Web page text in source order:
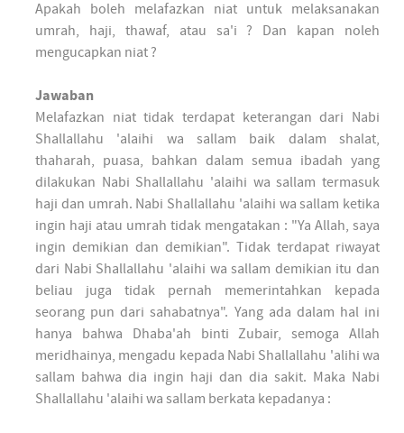
Apakah boleh melafazkan niat untuk melaksanakan
umrah, haji, thawaf, atau sa'i ? Dan kapan noleh
mengucapkan niat ?
Jawaban
Melafazkan niat tidak terdapat keterangan dari Nabi
Shallallahu 'alaihi wa sallam baik dalam shalat,
thaharah, puasa, bahkan dalam semua ibadah yang
dilakukan Nabi Shallallahu 'alaihi wa sallam termasuk
haji dan umrah. Nabi Shallallahu 'alaihi wa sallam ketika
ingin haji atau umrah tidak mengatakan : "Ya Allah, saya
ingin demikian dan demikian". Tidak terdapat riwayat
dari Nabi Shallallahu 'alaihi wa sallam demikian itu dan
beliau juga tidak pernah memerintahkan kepada
seorang pun dari sahabatnya". Yang ada dalam hal ini
hanya bahwa Dhaba'ah binti Zubair, semoga Allah
meridhainya, mengadu kepada Nabi Shallallahu 'alihi wa
sallam bahwa dia ingin haji dan dia sakit. Maka Nabi
Shallallahu 'alaihi wa sallam berkata kepadanya :